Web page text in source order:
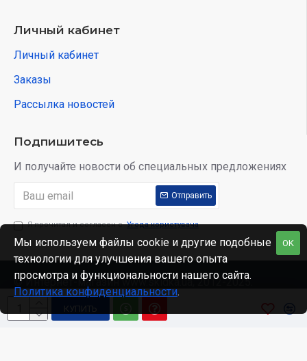
КУПИТЬ
Личный кабинет
Личный кабинет
Заказы
Рассылка новостей
Подпишитесь
И получайте новости об специальных предложениях
Отправить
Я прочитал и согласен с Угода користувача
© Интернет-магазин www.skidka.ua, 2012-2025.
OK
Мы используем файлы cookie и другие подобные
технологии для улучшения вашего опыта
просмотра и функциональности нашего сайта.
Политика конфиденциальности.